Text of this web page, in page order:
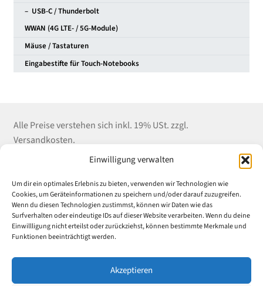
Einwilligung verwalten
Um dir ein optimales Erlebnis zu bieten, verwenden wir Technologien wie
Cookies, um Geräteinformationen zu speichern und/oder darauf zuzugreifen.
Wenn du diesen Technologien zustimmst, können wir Daten wie das
Surfverhalten oder eindeutige IDs auf dieser Website verarbeiten. Wenn du deine
Einwillligung nicht erteilst oder zurückziehst, können bestimmte Merkmale und
Funktionen beeinträchtigt werden.
Akzeptieren
– USB-C / Thunderbolt
WWAN (4G LTE- / 5G-Module)
Mäuse / Tastaturen
Eingabestifte für Touch-Notebooks
Alle Preise verstehen sich inkl. 19% USt. zzgl.
Versandkosten.
Winter EDV-Service
Liebigstrasse 18
52070 Aachen
Tel: (+49) 241 55 969
969 889
Shop Service
Versandkosten
Zahlungsarten
E-Mail an Uni-
Rabatt.de
Vertrag
widerrufen
Informationen
Impressum
Datenschutz
AGB